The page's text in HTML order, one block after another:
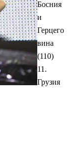
Босния
и
Герцего
вина
(110)
11.
Грузия